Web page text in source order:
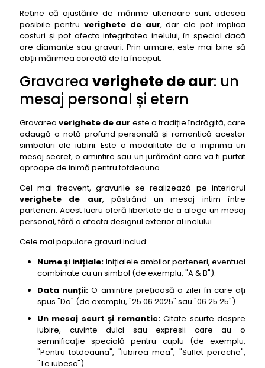
Reține că ajustările de mărime ulterioare sunt adesea
posibile pentru verighete de aur, dar ele pot implica
costuri și pot afecta integritatea inelului, în special dacă
are diamante sau gravuri. Prin urmare, este mai bine să
obții mărimea corectă de la început.
Gravarea verighete de aur: un
mesaj personal și etern
Gravareaverighete de aur este o tradiție îndrăgită, care
adaugă o notă profund personală și romantică acestor
simboluri ale iubirii. Este o modalitate de a imprima un
mesaj secret, o amintire sau un jurământ care va fi purtat
aproape de inimă pentru totdeauna.
Cel mai frecvent, gravurile se realizează pe interiorul
verighete de aur, păstrând un mesaj intim între
parteneri. Acest lucru oferă libertate de a alege un mesaj
personal, fără a afecta designul exterior al inelului.
Cele mai populare gravuri includ:
Nume și inițiale: Inițialele ambilor parteneri, eventual
combinate cu un simbol (de exemplu, "A & B").
Data nunții: O amintire prețioasă a zilei în care ați
spus "Da" (de exemplu, "25.06.2025" sau "06.25.25").
Un mesaj scurt și romantic:Citate scurte despre
iubire, cuvinte dulci sau expresii care au o
semnificație specială pentru cuplu (de exemplu,
"Pentru totdeauna", "Iubirea mea", "Suflet pereche",
"Te iubesc").